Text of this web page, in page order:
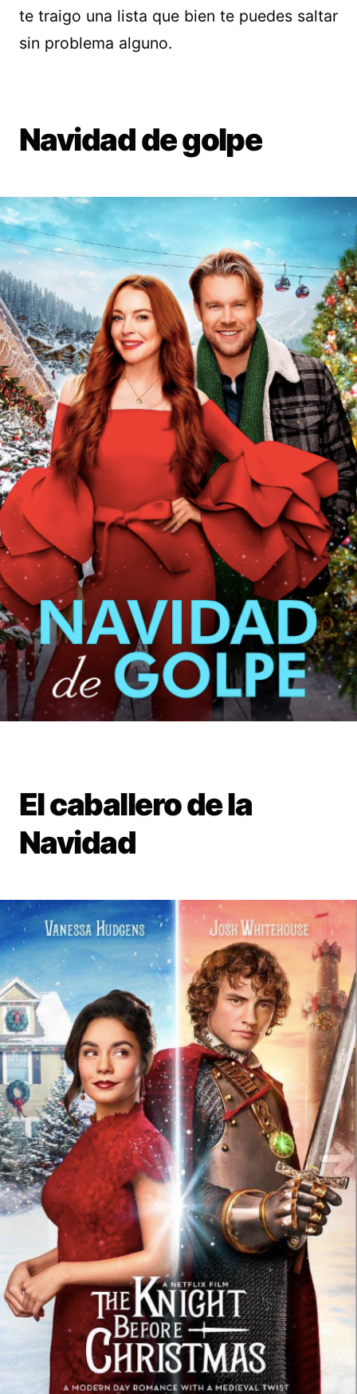
te traigo una lista que bien te puedes saltar
sin problema alguno.
Navidad de golpe
El caballero de la
Navidad